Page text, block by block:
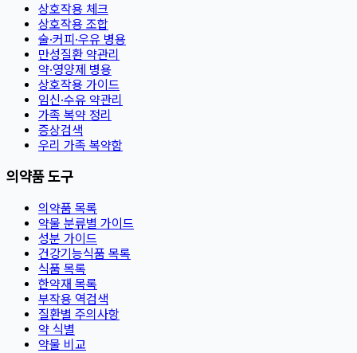
상호작용 체크
상호작용 조합
술·커피·우유 병용
만성질환 약관리
약·영양제 병용
상호작용 가이드
임신·수유 약관리
가족 복약 정리
증상검색
우리 가족 복약함
의약품 도구
의약품 목록
약물 분류별 가이드
성분 가이드
건강기능식품 목록
식품 목록
한약재 목록
부작용 역검색
질환별 주의사항
약 식별
약물 비교